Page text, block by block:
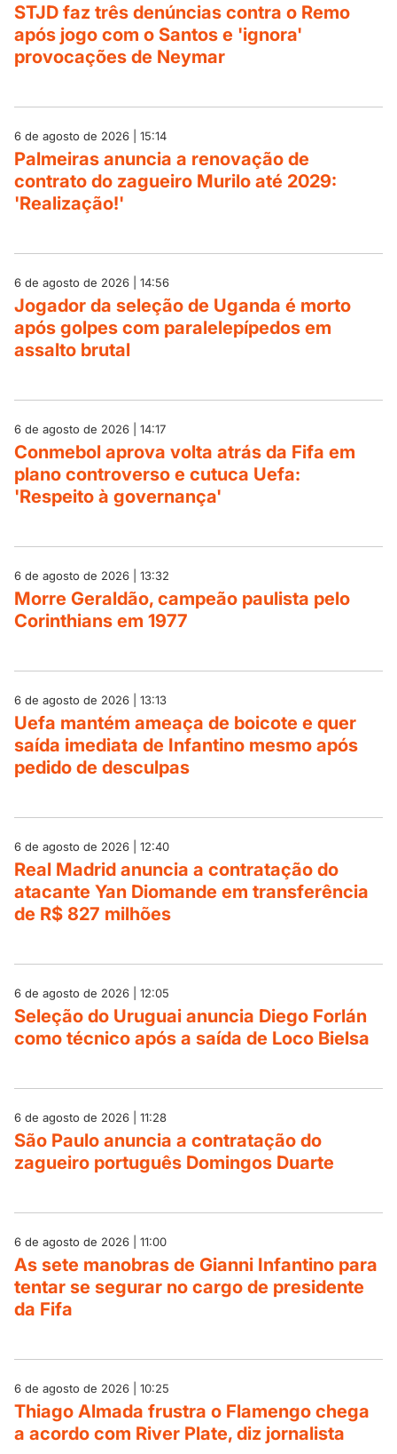
STJD faz três denúncias contra o Remo
após jogo com o Santos e 'ignora'
provocações de Neymar
6 de agosto de 2026 | 15:14
Palmeiras anuncia a renovação de
contrato do zagueiro Murilo até 2029:
'Realização!'
6 de agosto de 2026 | 14:56
Jogador da seleção de Uganda é morto
após golpes com paralelepípedos em
assalto brutal
6 de agosto de 2026 | 14:17
Conmebol aprova volta atrás da Fifa em
plano controverso e cutuca Uefa:
'Respeito à governança'
6 de agosto de 2026 | 13:32
Morre Geraldão, campeão paulista pelo
Corinthians em 1977
6 de agosto de 2026 | 13:13
Uefa mantém ameaça de boicote e quer
saída imediata de Infantino mesmo após
pedido de desculpas
6 de agosto de 2026 | 12:40
Real Madrid anuncia a contratação do
atacante Yan Diomande em transferência
de R$ 827 milhões
6 de agosto de 2026 | 12:05
Seleção do Uruguai anuncia Diego Forlán
como técnico após a saída de Loco Bielsa
6 de agosto de 2026 | 11:28
São Paulo anuncia a contratação do
zagueiro português Domingos Duarte
6 de agosto de 2026 | 11:00
As sete manobras de Gianni Infantino para
tentar se segurar no cargo de presidente
da Fifa
6 de agosto de 2026 | 10:25
Thiago Almada frustra o Flamengo chega
a acordo com River Plate, diz jornalista